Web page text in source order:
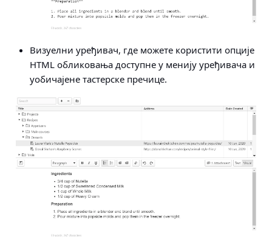
Визуелни уређивач, где можете користити опције
HTML обликовања доступне у менију уређивача и
уобичајене тастерске пречице.